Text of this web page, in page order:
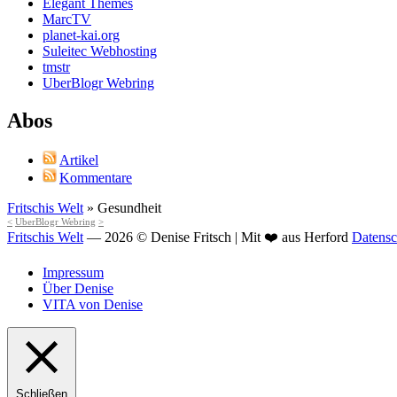
Elegant Themes
MarcTV
planet-kai.org
Suleitec Webhosting
tmstr
UberBlogr Webring
Abos
Artikel
Kommentare
Fritschis Welt » Gesundheit
< UberBlogr Webring >
Fritschis Welt — 2026 © Denise Fritsch | Mit ❤️ aus Herford
Impressum
Über Denise
VITA von Denise
Schließen